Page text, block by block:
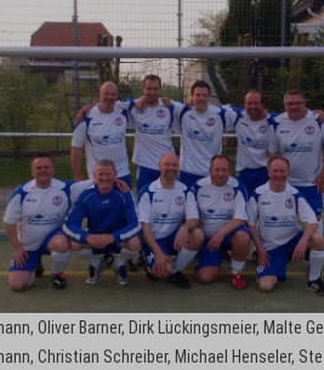
Oliver Barner, Dirk Lückingsmeier, Malte
Christian Schreiber, Michael Henseler,